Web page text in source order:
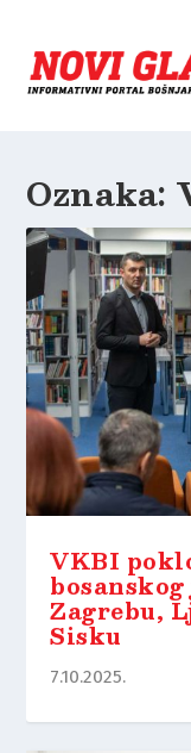
Oznaka:
VKBI
Zagrebu,
Sisku
7.10.2025.